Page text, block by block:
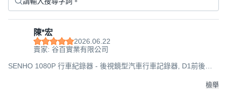
陳*宏
2026.06.22
賣家: 谷百實業有限公司
SENHO 1080P 行車紀錄器 - 後視鏡型汽車行車記錄器, D1前後雙
檢舉